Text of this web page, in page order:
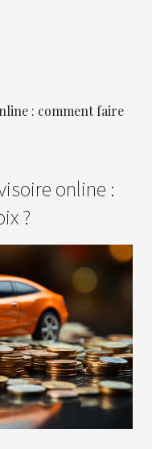
: comment faire
online :
?